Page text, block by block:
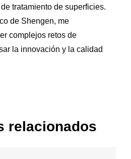
tratamiento de superficies.
de Shengen, me
complejos retos de
la innovación y la calidad
relacionados